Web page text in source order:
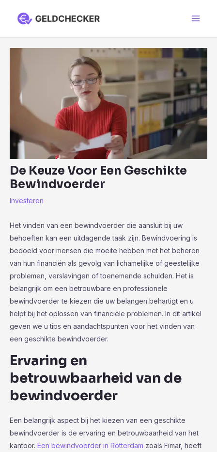
De Keuze Voor Een Geschikte
Bewindvoerder
Investeren
Het vinden van een bewindvoerder die aansluit bij uw
behoeften kan een uitdagende taak zijn. Bewindvoering is
bedoeld voor mensen die moeite hebben met het beheren
van hun financiën als gevolg van lichamelijke of geestelijke
problemen, verslavingen of toenemende schulden. Het is
belangrijk om een betrouwbare en professionele
bewindvoerder te kiezen die uw belangen behartigt en u
helpt bij het oplossen van financiële problemen. In dit artikel
geven we u tips en aandachtspunten voor het vinden van
een geschikte bewindvoerder.
Ervaring en
betrouwbaarheid van de
bewindvoerder
Een belangrijk aspect bij het kiezen van een geschikte
bewindvoerder is de ervaring en betrouwbaarheid van het
kantoor. Een bewindvoerder in Rotterdam zoals Fimar, heeft